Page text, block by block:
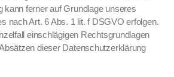
kann fern­er auf Grund­lage unseres
nach Art. 6 Abs. 1 lit. f DSGVO erfol­gen.
ein­schlägi­gen Rechts­grund­la­gen
dieser Daten­schutzerk­lärung